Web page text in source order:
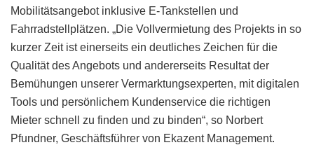
Mobilitätsangebot inklusive E-Tankstellen und
Fahrradstellplätzen. „Die Vollvermietung des Projekts in so
kurzer Zeit ist einerseits ein deutliches Zeichen für die
Qualität des Angebots und andererseits Resultat der
Bemühungen unserer Vermarktungsexperten, mit digitalen
Tools und persönlichem Kundenservice die richtigen
Mieter schnell zu finden und zu binden“, so Norbert
Pfundner, Geschäftsführer von Ekazent Management.